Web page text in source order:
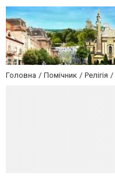
Головна Помічник Релігія